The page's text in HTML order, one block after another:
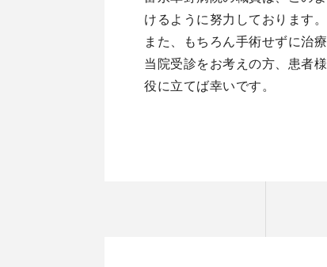
けるように努力しております。
また、もちろん手術せずに治
当院受診をお考えの方、患者
役に立てば幸いです。